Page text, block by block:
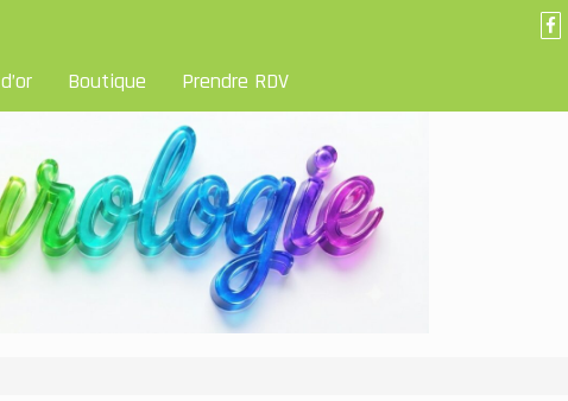
Boutique Prendre RDV